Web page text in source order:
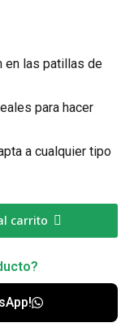
en las patillas de
para hacer
a cualquier tipo
carrito